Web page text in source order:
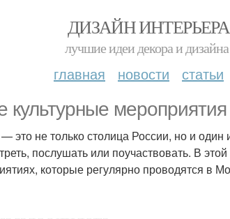
ДИЗАЙН ИНТЕРЬЕРА
лучшие идеи декора и
главная новости статьи
культурные
это не только столица России, но и один
послушать или поучаствовать. В
которые регулярно проводятся в